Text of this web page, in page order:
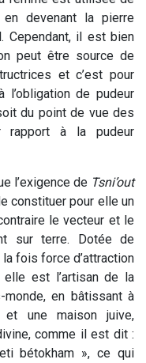
devenant la pierre
Cependant, il est bien
peut être source de
et c’est pour
de pudeur
du point de vue des
rapport à la pudeur
l’exigence de Tsni’out
constituer pour elle un
le vecteur et le
sur terre. Dotée de
fois force d’attraction
elle est l’artisan de la
en bâtissant à
une maison juive,
comme il est dit :
bétokham », ce qui